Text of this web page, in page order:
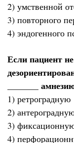
2) умственной
3) повторного
4) эндогенного
Если пациент
_______
1) ретроградную
2)
3)
4)